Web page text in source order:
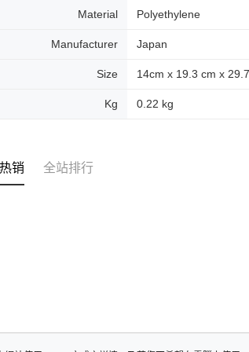
Material Polyethylene
Manufacturer Japan
Size 14cm x 19.3 cm x
Kg 0.22 kg
销 全站排行